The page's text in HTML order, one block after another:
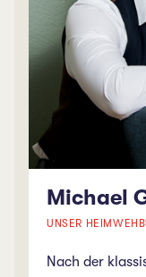
Mitarbeitern
möchte sie
gewohnt“
Unternehmen
Michael
UNSER
Nach der